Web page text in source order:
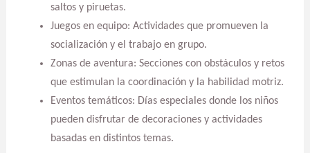
saltos y piruetas.
Juegos en equipo: Actividades que promueven la
socialización y el trabajo en grupo.
Zonas de aventura: Secciones con obstáculos y retos
que estimulan la coordinación y la habilidad motriz.
Eventos temáticos: Días especiales donde los niños
pueden disfrutar de decoraciones y actividades
basadas en distintos temas.